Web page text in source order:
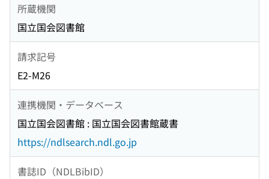
所蔵機関
国立国会図書館
請求記号
E2-M26
連携機関・データベース
国立国会図書館 : 国立国会図書館蔵書
https://ndlsearch.ndl.go.jp
書誌ID（NDLBibID）